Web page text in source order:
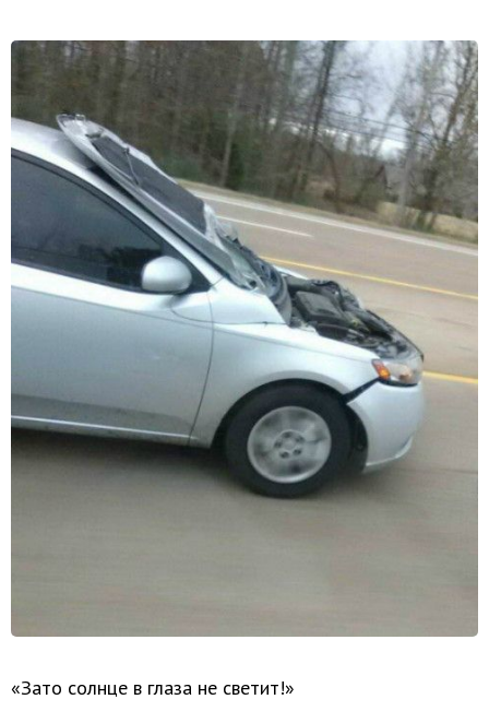
«Зато солнце в глаза не светит!»